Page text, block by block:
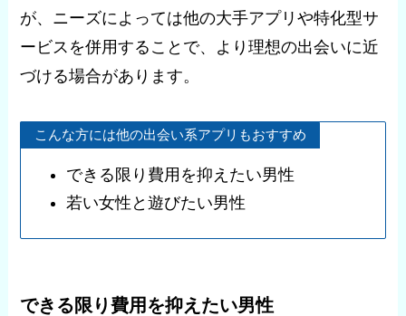
が、ニーズによっては他の大手アプリや特化型サ
ービスを併用することで、より理想の出会いに近
づける場合があります。
こんな方には他の出会い系アプリもおすすめ
できる限り費用を抑えたい男性
若い女性と遊びたい男性
できる限り費用を抑えたい男性